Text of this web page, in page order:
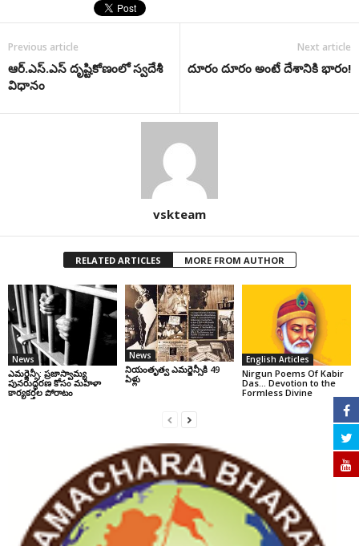
Previous article
ఆర్.ఎస్.ఎస్ దృష్టికోణంలో స్వదేశీ
విధానం
Next article
దూరం దూరం అంటే దేశానికి భారం!
vskteam
RELATED ARTICLES MORE FROM AUTHOR
News
ఎమర్జెన్సీ: ప్రజాస్వామ్య
పునరుద్ధరణ కోసం మహిళా
కార్యకర్తల పోరాటం
News
నియంతృత్వ ఎమర్జెన్సీకి 49
ఏళ్లు
English Articles
Nirgun Poems Of Kabir
Das… Devotion to the
Formless Divine